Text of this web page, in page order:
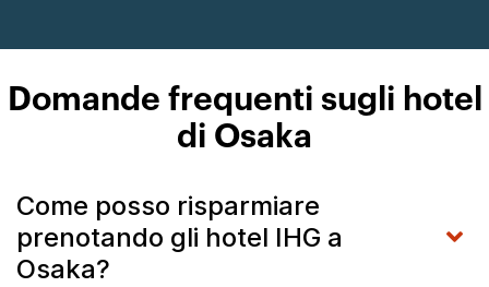
Domande frequenti sugli hotel
di Osaka
Come posso risparmiare
prenotando gli hotel IHG a
Osaka?